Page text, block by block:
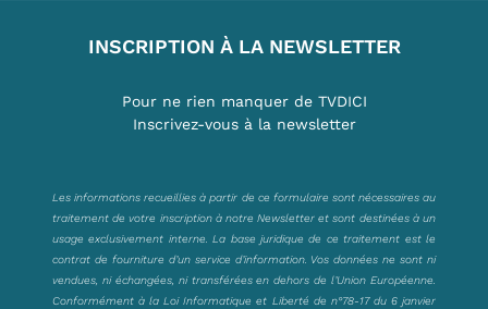
INSCRIPTION À LA NEWSLETTER
Pour ne rien manquer de TVDICI
Inscrivez-vous à la newsletter
Les informations recueillies à partir de ce formulaire sont nécessaires au
traitement de votre inscription à notre Newsletter et sont destinées à un
usage exclusivement interne. La base juridique de ce traitement est le
contrat de fourniture d’un service d’information. Vos données ne sont ni
vendues, ni échangées, ni transférées en dehors de l’Union Européenne.
Conformément à la Loi Informatique et Liberté de n°78-17 du 6 janvier